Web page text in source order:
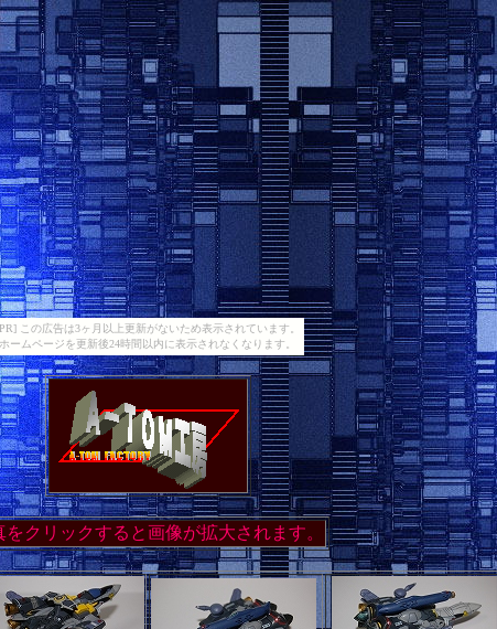
この広告は3ヶ月以上更新がないため表示されています。
ホームページを更新後24時間以内に表示されなくなります。
をクリックすると画像が拡大されます。